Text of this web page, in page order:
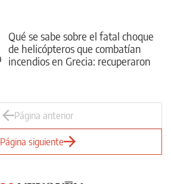
Qué se sabe sobre el fatal choque
de helicópteros que combatían
incendios en Grecia: recuperaron
Página anterior
Página siguiente